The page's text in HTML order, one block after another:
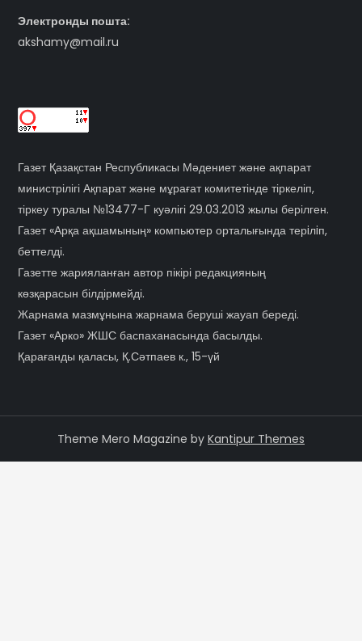
Электронды пошта:
akshamy@mail.ru
Газет Қазақстан Республикасы Мәдениет және ақпарат
министрілігі Ақпарат және мұрағат комитетінде тіркеліп,
тіркеу туралы №13477-Г куәлігі 29.03.2013 жылы берілген.
Газет «Арқа ақшамының» компьютер орталығында терiлiп,
беттелді.
Газетте жарияланған автор пікірі редакцияның
көзқарасын білдірмейді.
Жарнама мазмұнына жарнама беруші жауап береді.
Газет «Арко» ЖШС баспаханасында басылды.
Қарағанды қаласы, Қ.Сәтпаев к., 15-үй
Theme Mero Magazine by Kantipur Themes